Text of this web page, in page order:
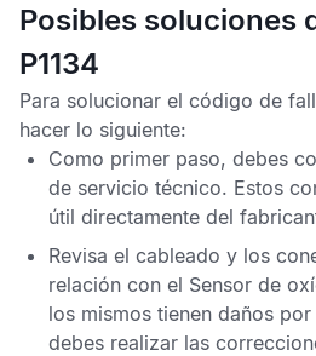
Posibles soluciones
P1134
Para solucionar el código de
hacer lo siguiente:
Como primer paso, debes
de servicio técnico. Estos
útil directamente del
Revisa el cableado y los
relación con el Sensor de
los mismos tienen daños
debes realizar las